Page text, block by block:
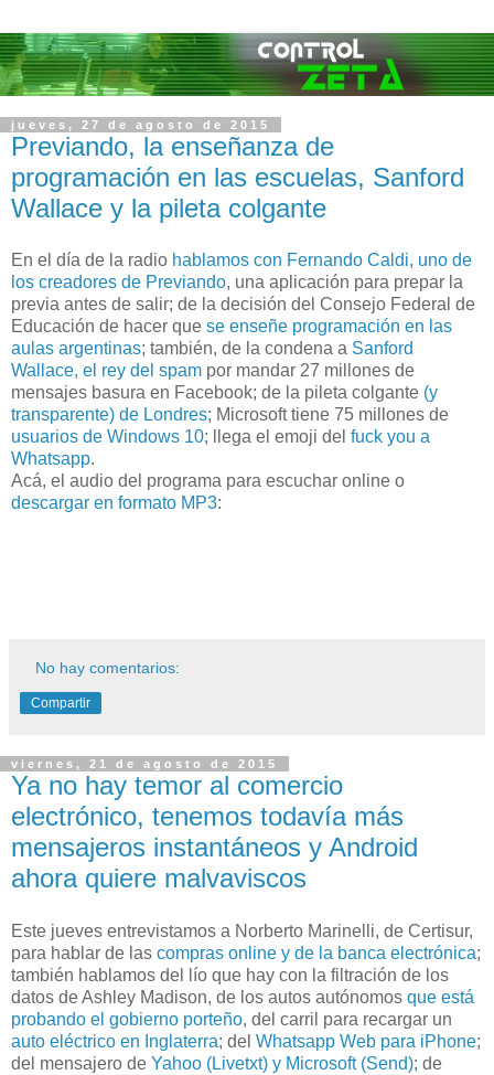
jueves, 27 de agosto de 2015
Previando, la enseñanza de
programación en las escuelas, Sanford
Wallace y la pileta colgante
En el día de la radio hablamos con Fernando Caldi, uno de
los creadores de Previando, una aplicación para prepar la
previa antes de salir; de la decisión del Consejo Federal de
Educación de hacer que se enseñe programación en las
aulas argentinas; también, de la condena a Sanford
Wallace, el rey del spam por mandar 27 millones de
mensajes basura en Facebook; de la pileta colgante (y
transparente) de Londres; Microsoft tiene 75 millones de
usuarios de Windows 10; llega el emoji del fuck you a
Whatsapp.
Acá, el audio del programa para escuchar online o
descargar en formato MP3:
No hay comentarios:
Compartir
viernes, 21 de agosto de 2015
Ya no hay temor al comercio
electrónico, tenemos todavía más
mensajeros instantáneos y Android
ahora quiere malvaviscos
Este jueves entrevistamos a Norberto Marinelli, de Certisur,
para hablar de las compras online y de la banca electrónica;
también hablamos del lío que hay con la filtración de los
datos de Ashley Madison, de los autos autónomos que está
probando el gobierno porteño, del carril para recargar un
auto eléctrico en Inglaterra; del Whatsapp Web para iPhone;
del mensajero de Yahoo (Livetxt) y Microsoft (Send); de